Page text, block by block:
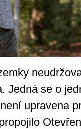
Jedná se o
upravena